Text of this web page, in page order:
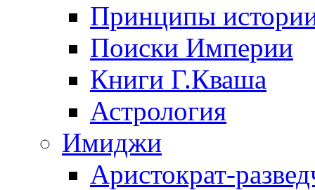
Принципы
Поиски Империи
Книги Г.Кваша
Астрология
Имиджи
Аристократ-